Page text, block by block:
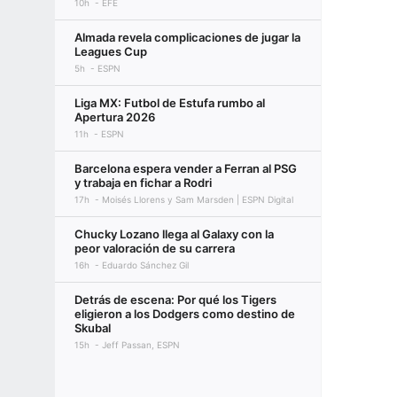
10h EFE
Almada revela complicaciones de jugar la
Leagues Cup
5h ESPN
Liga MX: Futbol de Estufa rumbo al
Apertura 2026
11h ESPN
Barcelona espera vender a Ferran al PSG
y trabaja en fichar a Rodri
17h Moisés Llorens y Sam Marsden | ESPN Digital
Chucky Lozano llega al Galaxy con la
peor valoración de su carrera
16h Eduardo Sánchez Gil
Detrás de escena: Por qué los Tigers
eligieron a los Dodgers como destino de
Skubal
15h Jeff Passan, ESPN